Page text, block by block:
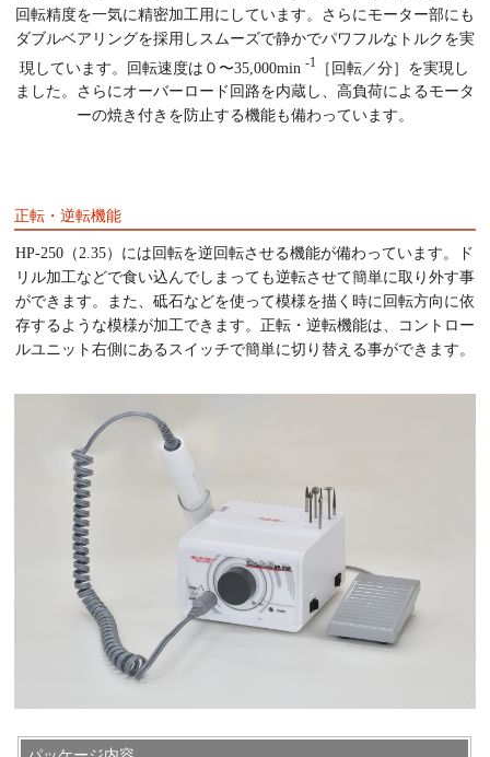
回転精度を一気に精密加工用にしています。さらにモーター部にも
ダブルベアリングを採用しスムーズで静かでパワフルなトルクを実
現しています。回転速度は０〜35,000min -1
［回転／分］を実現し
ました。さらにオーバーロード回路を内蔵し、高負荷によるモータ
ーの焼き付きを防止する機能も備わっています。
正転・逆転機能
HP-250（2.35）には回転を逆回転させる機能が備わっています。ド
リル加工などで食い込んでしまっても逆転させて簡単に取り外す事
ができます。また、砥石などを使って模様を描く時に回転方向に依
存するような模様が加工できます。正転・逆転機能は、コントロー
ルユニット右側にあるスイッチで簡単に切り替える事ができます。